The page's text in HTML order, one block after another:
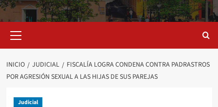
primario
INICIO JUDICIAL
FISCALÍA LOGRA CONDENA CONTRA PADRASTROS
POR AGRESIÓN SEXUAL A LAS HIJAS DE SUS PAREJAS
Judicial